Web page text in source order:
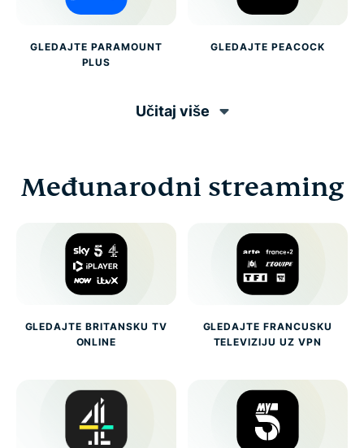
GLEDAJTE PARAMOUNT
PLUS
GLEDAJTE PEACOCK
Učitaj više
Međunarodni streaming
GLEDAJTE BRITANSKU TV
ONLINE
GLEDAJTE FRANCUSKU
TELEVIZIJU UZ VPN